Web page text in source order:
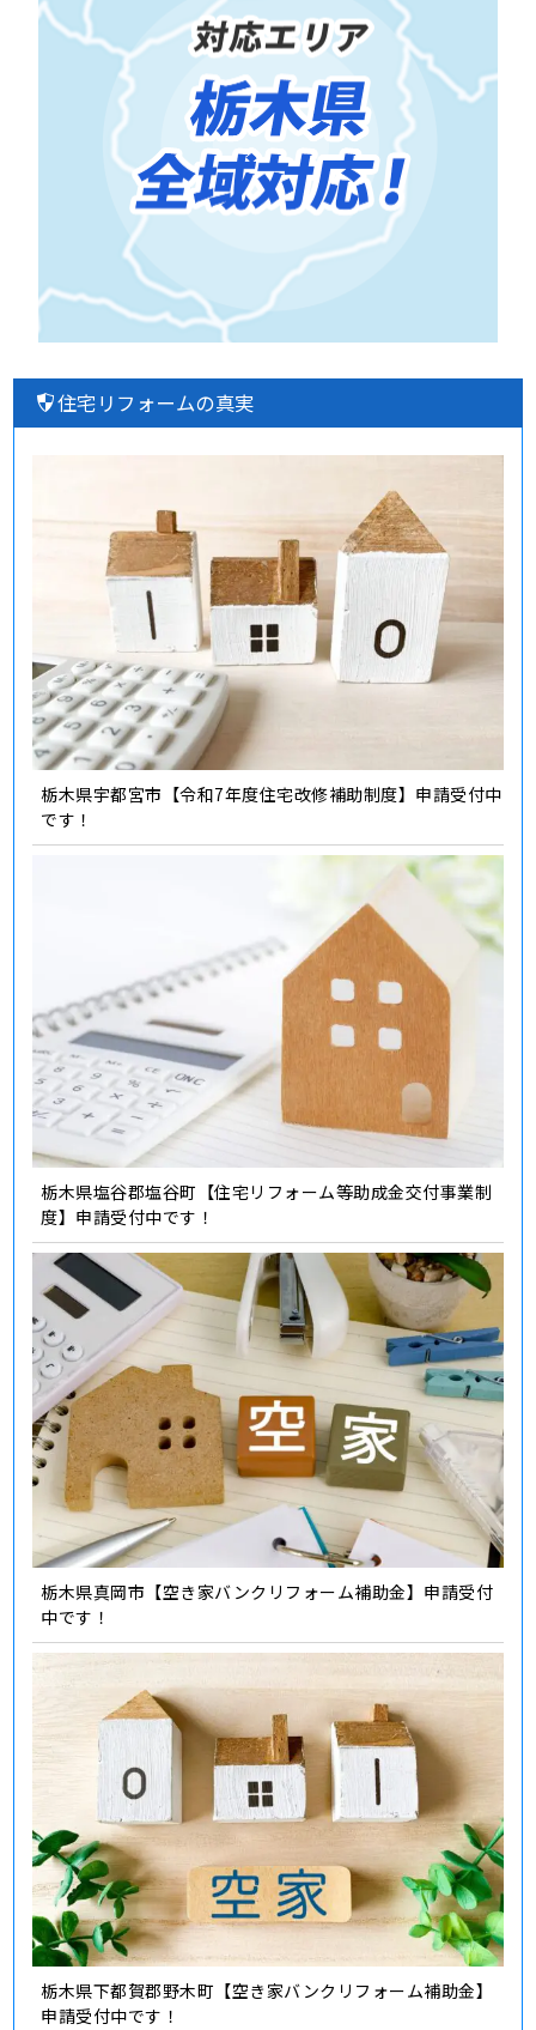
住宅リフォームの真実
栃木県宇都宮市【令和7年度住宅改修補助制度】申請受付中
です！
栃木県塩谷郡塩谷町【住宅リフォーム等助成金交付事業制
度】申請受付中です！
栃木県真岡市【空き家バンクリフォーム補助金】申請受付
中です！
栃木県下都賀郡野木町【空き家バンクリフォーム補助金】
申請受付中です！